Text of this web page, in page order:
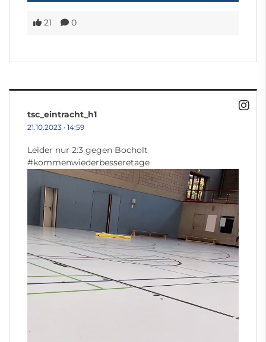
21 0
tsc_eintracht_h1
21.10.2023 · 14:59
Leider nur 2:3 gegen Bocholt
#kommenwiederbesseretage